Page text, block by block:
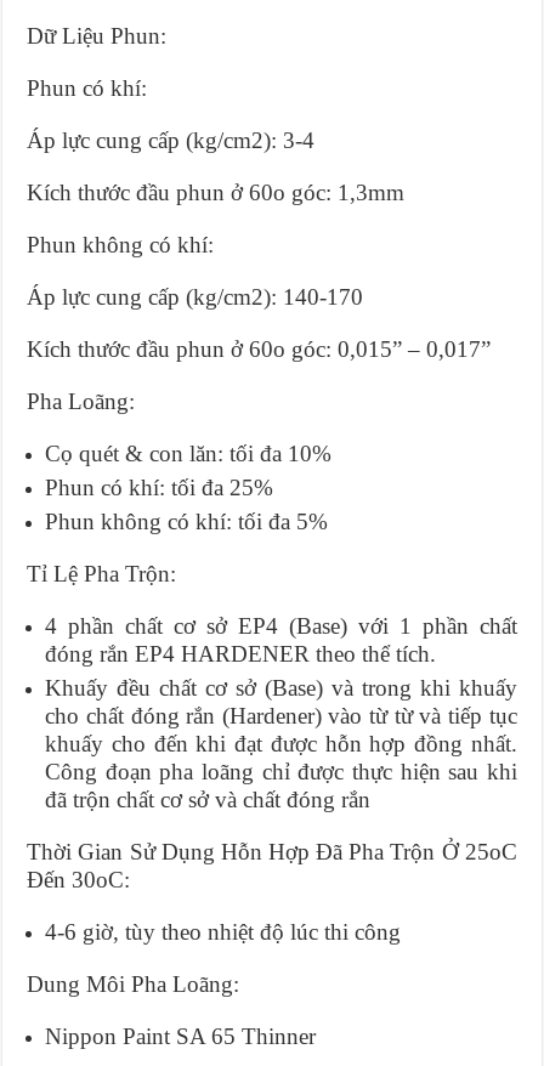
Dữ Liệu Phun:
Phun có khí:
Áp lực cung cấp (kg/cm2): 3-4
Kích thước đầu phun ở 60o góc: 1,3mm
Phun không có khí:
Áp lực cung cấp (kg/cm2): 140-170
Kích thước đầu phun ở 60o góc: 0,015” – 0,017”
Pha Loãng:
Cọ quét & con lăn: tối đa 10%
Phun có khí: tối đa 25%
Phun không có khí: tối đa 5%
Tỉ Lệ Pha Trộn:
4 phần chất cơ sở EP4 (Base) với 1 phần chất
đóng rắn EP4 HARDENER theo thể tích.
Khuấy đều chất cơ sở (Base) và trong khi khuấy
cho chất đóng rắn (Hardener) vào từ từ và tiếp tục
khuấy cho đến khi đạt được hỗn hợp đồng nhất.
Công đoạn pha loãng chỉ được thực hiện sau khi
đã trộn chất cơ sở và chất đóng rắn
Thời Gian Sử Dụng Hỗn Hợp Đã Pha Trộn Ở 25oC
Đến 30oC:
4-6 giờ, tùy theo nhiệt độ lúc thi công
Dung Môi Pha Loãng:
Nippon Paint SA 65 Thinner